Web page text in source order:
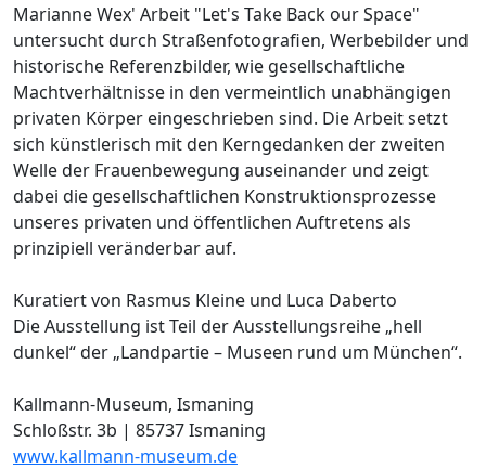
Marianne Wex' Arbeit "Let's Take Back our Space"
untersucht durch Straßenfotografien, Werbebilder und
historische Referenzbilder, wie gesellschaftliche
Machtverhältnisse in den vermeintlich unabhängigen
privaten Körper eingeschrieben sind. Die Arbeit setzt
sich künstlerisch mit den Kerngedanken der zweiten
Welle der Frauenbewegung auseinander und zeigt
dabei die gesellschaftlichen Konstruktionsprozesse
unseres privaten und öffentlichen Auftretens als
prinzipiell veränderbar auf.
Kuratiert von Rasmus Kleine und Luca Daberto
Die Ausstellung ist Teil der Ausstellungsreihe „hell
dunkel“ der „Landpartie – Museen rund um München“.
Kallmann-Museum, Ismaning
Schloßstr. 3b | 85737 Ismaning
www.kallmann-museum.de